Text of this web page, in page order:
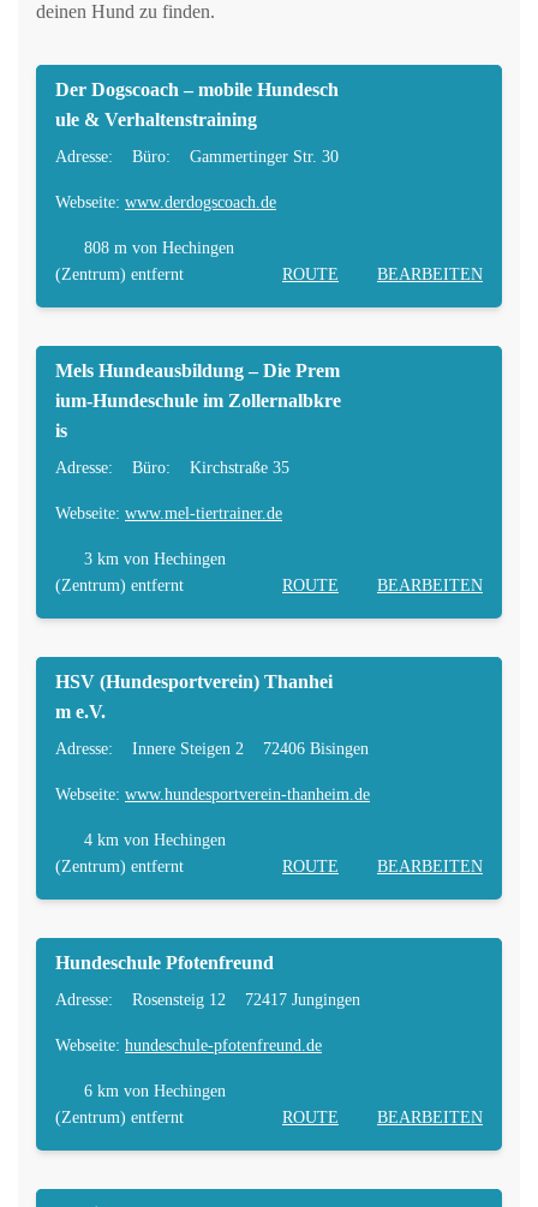
deinen Hund zu finden.
Der Dogscoach – mobile Hundesch
ule & Verhaltenstraining
Adresse: Büro: Gammertinger Str. 30
Webseite: www.derdogscoach.de
808 m von Hechingen
(Zentrum) entfernt
ROUTE BEARBEITEN
Mels Hundeausbildung – Die Prem
ium-Hundeschule im Zollernalbkre
is
Adresse: Büro: Kirchstraße 35
Webseite: www.mel-tiertrainer.de
3 km von Hechingen
(Zentrum) entfernt
ROUTE BEARBEITEN
HSV (Hundesportverein) Thanhei
m e.V.
Adresse: Innere Steigen 2 72406 Bisingen
Webseite: www.hundesportverein-thanheim.de
4 km von Hechingen
(Zentrum) entfernt
ROUTE BEARBEITEN
Hundeschule Pfotenfreund
Adresse: Rosensteig 12 72417 Jungingen
Webseite: hundeschule-pfotenfreund.de
6 km von Hechingen
(Zentrum) entfernt
ROUTE BEARBEITEN